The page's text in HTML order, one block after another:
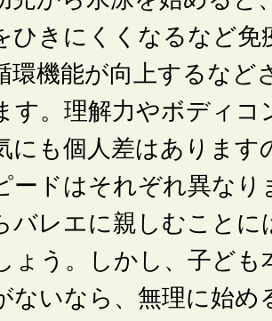
ひきにくくなるなど免
環機能が向上するなど
す。理解力やボディコ
にも個人差はあります
ードはそれぞれ異なり
バレエに親しむことに
ょう。しかし、子ども
ないなら、無理に始め